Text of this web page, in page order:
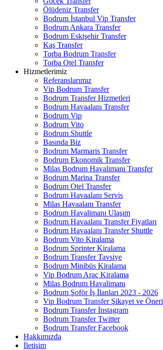
Ölüdeniz Transfer
Bodrum İstanbul Vip Transfer
Bodrum Ankara Transfer
Bodrum Eskişehir Transfer
Kaş Transfer
Torba Bodrum Transfer
Torba Otel Transfer
Hizmetlerimiz
Referanslarımız
Vip Bodrum Transfer
Bodrum Transfer Hizmetleri
Bodrum Havaalanı Transfer
Bodrum Vip
Bodrum Vito
Bodrum Shuttle
Basında Biz
Bodrum Marmaris Transfer
Bodrum Ekonomik Transfer
Milas Bodrum Havalimanı Transfer
Bodrum Marina Transfer
Bodrum Otel Transfer
Bodrum Havaalanı Servis
Milas Havaalanı Transfer
Bodrum Havalimanı Ulaşım
Bodrum Havaalanı Transfer Fiyatları
Bodrum Havaalanı Transfer Shuttle
Bodrum Vito Kiralama
Bodrum Sprinter Kiralama
Bodrum Transfer Tavsiye
Bodrum Minibüs Kiralama
Vip Bodrum Araç Kiralama
Milas Bodrum Havalimanı
Bodrum Şoför İş İlanları 2023 - 2026
Vip Bodrum Transfer Şikayet ve Öneri
Bodrum Transfer İnstagram
Bodrum Transfer Twitter
Bodrum Transfer Facebook
Hakkımızda
İletişim